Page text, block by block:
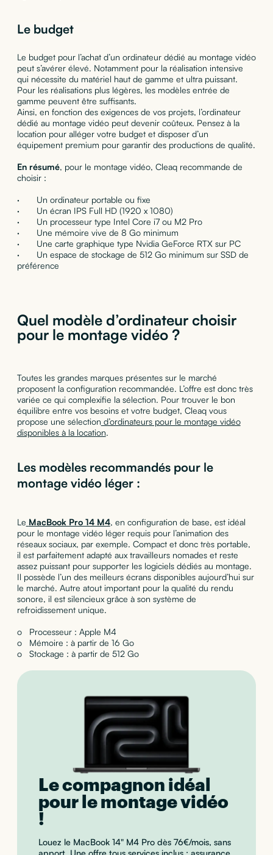
Le budget
Le budget pour l’achat d’un ordinateur dédié au montage vidéo
peut s’avérer élevé. Notamment pour la réalisation intensive
qui nécessite du matériel haut de gamme et ultra puissant.
Pour les réalisations plus légères, les modèles entrée de
gamme peuvent être suffisants.
Ainsi, en fonction des exigences de vos projets, l’ordinateur
dédié au montage vidéo peut devenir coûteux. Pensez à la
location pour alléger votre budget et disposer d’un
équipement premium pour garantir des productions de qualité.
En résumé, pour le montage vidéo, Cleaq recommande de
choisir :
· Un ordinateur portable ou fixe
· Un écran IPS Full HD (1920 x 1080)
· Un processeur type Intel Core i7 ou M2 Pro
· Une mémoire vive de 8 Go minimum
· Une carte graphique type Nvidia GeForce RTX sur PC
· Un espace de stockage de 512 Go minimum sur SSD de
préférence
Quel modèle d’ordinateur choisir
pour le montage vidéo ?
Toutes les grandes marques présentes sur le marché
proposent la configuration recommandée. L’offre est donc très
variée ce qui complexifie la sélection. Pour trouver le bon
équilibre entre vos besoins et votre budget, Cleaq vous
propose une sélection d’ordinateurs pour le montage vidéo
disponibles à la location.
Les modèles recommandés pour le
montage vidéo léger :
Le MacBook Pro 14 M4, en configuration de base, est idéal
pour le montage vidéo léger requis pour l’animation des
réseaux sociaux, par exemple. Compact et donc très portable,
il est parfaitement adapté aux travailleurs nomades et reste
assez puissant pour supporter les logiciels dédiés au montage.
Il possède l’un des meilleurs écrans disponibles aujourd’hui sur
le marché. Autre atout important pour la qualité du rendu
sonore, il est silencieux grâce à son système de
refroidissement unique.
o Processeur : Apple M4
o Mémoire : à partir de 16 Go
o Stockage : à partir de 512 Go
Le compagnon idéal
pour le montage vidéo
!
Louez le MacBook 14" M4 Pro dès 76€/mois, sans
apport. Une offre tous services inclus : assurance